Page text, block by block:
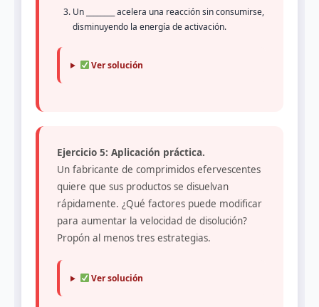
Un ________ acelera una reacción sin consumirse,
disminuyendo la energía de activación.
Ver solución
Ejercicio 5: Aplicación práctica.
Un fabricante de comprimidos efervescentes
quiere que sus productos se disuelvan
rápidamente. ¿Qué factores puede modificar
para aumentar la velocidad de disolución?
Propón al menos tres estrategias.
Ver solución